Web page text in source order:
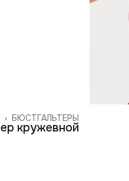
БЮСТГАЛЬТЕРЫ
›
кружевной